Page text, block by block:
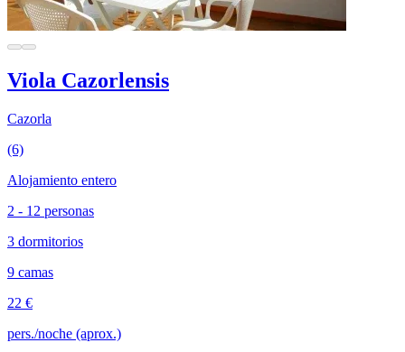
Viola Cazorlensis
Cazorla
(6)
Alojamiento entero
2 - 12 personas
3 dormitorios
9 camas
22 €
pers./noche (aprox.)